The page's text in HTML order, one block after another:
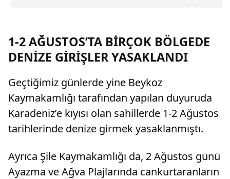
lira tazminat ödemesine karar verildi.
1-2 AĞUSTOS’TA BİRÇOK BÖLGEDE
DENİZE GİRİŞLER YASAKLANDI
Geçtiğimiz günlerde yine Beykoz
Kaymakamlığı tarafından yapılan duyuruda
Karadeniz’e kıyısı olan sahillerde 1-2 Ağustos
tarihlerinde denize girmek yasaklanmıştı.
Ayrıca Şile Kaymakamlığı da, 2 Ağustos günü
Ayazma ve Ağva Plajlarında cankurtaranların